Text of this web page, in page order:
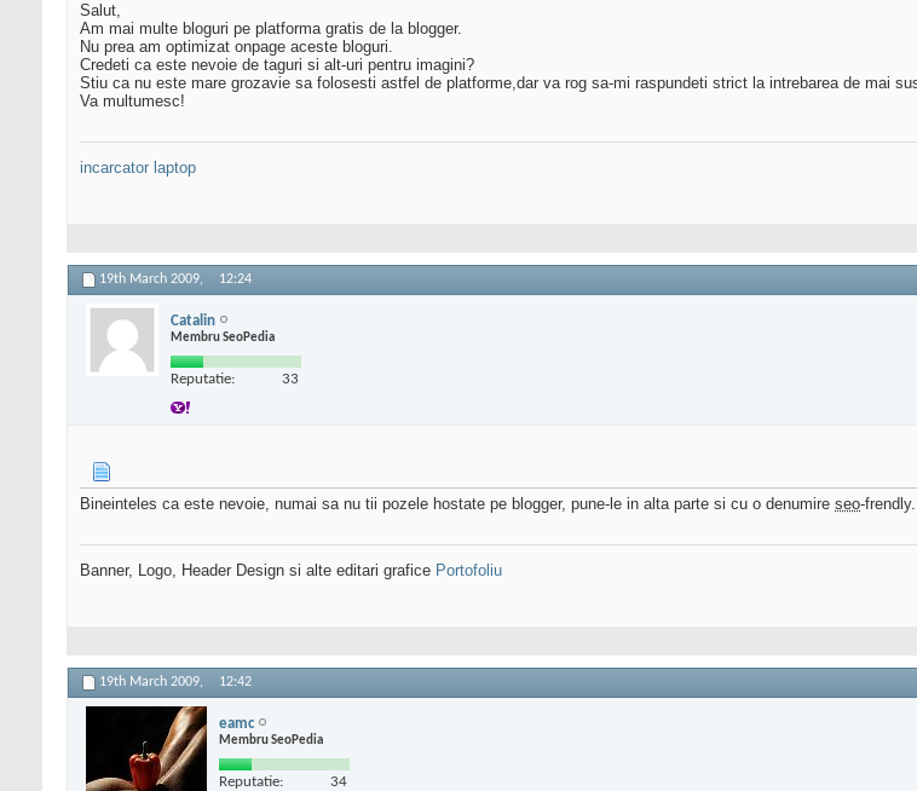
Salut,
Am mai multe bloguri pe platforma gratis de la blogger.
Nu prea am optimizat onpage aceste bloguri.
Credeti ca este nevoie de taguri si alt-uri pentru imagini?
Stiu ca nu este mare grozavie sa folosesti astfel de platforme,dar va rog sa-mi raspundeti strict la intrebarea de mai
Va multumesc!
incarcator laptop
19th March 2009, 12:24
Catalin
Membru SeoPedia
Reputatie: 33
Bineinteles ca este nevoie, numai sa nu tii pozele hostate pe blogger, pune-le in alta parte si cu o denumire seo-
Banner, Logo, Header Design si alte editari grafice Portofoliu
19th March 2009, 12:42
eamc
Membru SeoPedia
Reputatie: 34